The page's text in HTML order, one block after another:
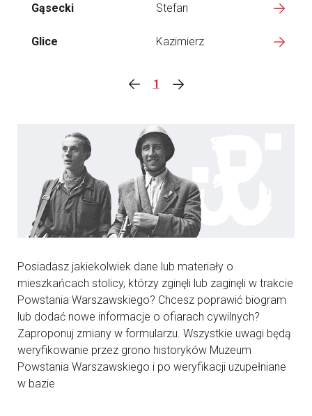
Gąsecki Stefan
Glice Kazimierz
1
Posiadasz jakiekolwiek dane lub materiały o
mieszkańcach stolicy, którzy zginęli lub zaginęli w trakcie
Powstania Warszawskiego? Chcesz poprawić biogram
lub dodać nowe informacje o ofiarach cywilnych?
Zaproponuj zmiany w formularzu. Wszystkie uwagi będą
weryfikowanie przez grono historyków Muzeum
Powstania Warszawskiego i po weryfikacji uzupełniane
w bazie